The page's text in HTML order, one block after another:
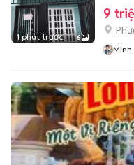
1 phút trước 6
9
Minh